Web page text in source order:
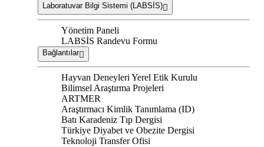
Laboratuvar Bilgi Sistemi (LABSİS)
Yönetim Paneli
LABSİS Randevu Formu
Bağlantılar
Hayvan Deneyleri Yerel Etik Kurulu
Bilimsel Araştırma Projeleri
ARTMER
Araştırmacı Kimlik Tanımlama (ID)
Batı Karadeniz Tıp Dergisi
Türkiye Diyabet ve Obezite Dergisi
Teknoloji Transfer Ofisi